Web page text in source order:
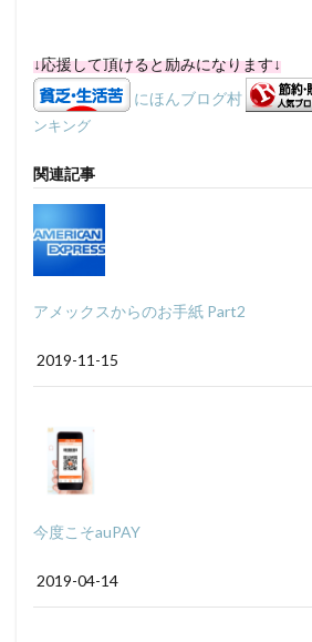
↓応援して頂けると励みになります↓
にほんブログ村
ンキング
関連記事
アメックスからのお手紙 Part2
2019-11-15
今度こそauPAY
2019-04-14